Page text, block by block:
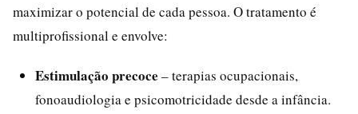
maximizar o potencial de cada pessoa. O tratamento é
multiprofissional e envolve:
Estimulação precoce – terapias ocupacionais,
fonoaudiologia e psicomotricidade desde a infância.